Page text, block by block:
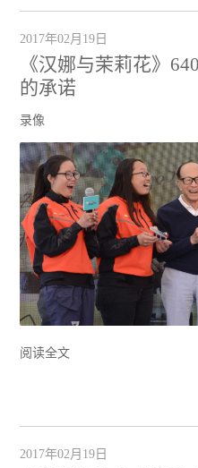
2017年02月19日
《汉娜与茉莉花》
的承诺
录像
阅读全文
2017年02月19日